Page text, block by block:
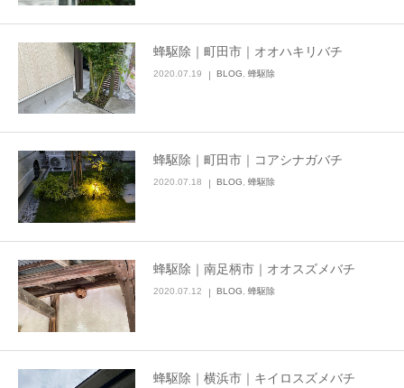
蜂駆除｜町田市｜オオハキリバチ
2020.07.19 BLOG 蜂駆除
蜂駆除｜町田市｜コアシナガバチ
2020.07.18 BLOG, 蜂駆除
蜂駆除｜南足柄市｜オオスズメバチ
2020.07.12 BLOG, 蜂駆除
蜂駆除｜横浜市｜キイロスズメバチ